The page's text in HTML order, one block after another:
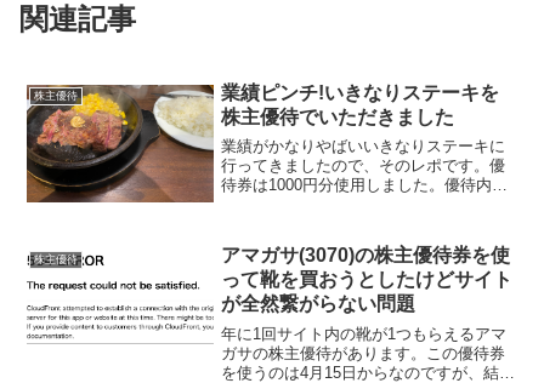
関連記事
株主優待
業績ピンチ!いきなりステーキを
株主優待でいただきました
業績がかなりやばいいきなりステーキに
行ってきましたので、そのレポです。優
待券は1000円分使用しました。優待内容
(500円×6枚) + 自社販売...
株主優待
アマガサ(3070)の株主優待券を使
って靴を買おうとしたけどサイト
が全然繋がらない問題
年に1回サイト内の靴が1つもらえるアマ
ガサの株主優待があります。この優待券
を使うのは4月15日からなのですが、結構